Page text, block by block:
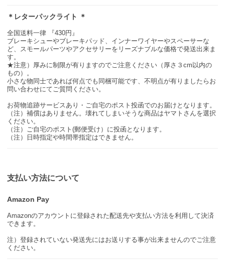
＊レターパックライト ＊
全国送料一律 『430円』
ブレーキシューやブレーキパッド、インナーワイヤーやスペーサーな
ど、スモールパーツやアクセサリーをリーズナブルな価格で発送出来ま
す。
★注意）厚みに制限が有りますのでご注意ください（厚さ３cm以内の
もの）。
小さな物同士であれば何点でも同梱可能です、不明点が有りましたらお
問い合わせにてご質問ください。
お荷物追跡サービスあり・ご自宅のポスト投函でのお届けとなります。
（注）補償はありません。壊れてしまいそうな商品はヤマトさんを選択
ください。
（注）ご自宅のポスト(郵便受け）に投函となります。
（注）日時指定や時間帯指定はできません。
支払い方法について
Amazon Pay
Amazonのアカウントに登録された配送先や支払い方法を利用して決済
できます。
注）登録されていない発送先にはお送りする事が出来ませんのでご注意
ください。